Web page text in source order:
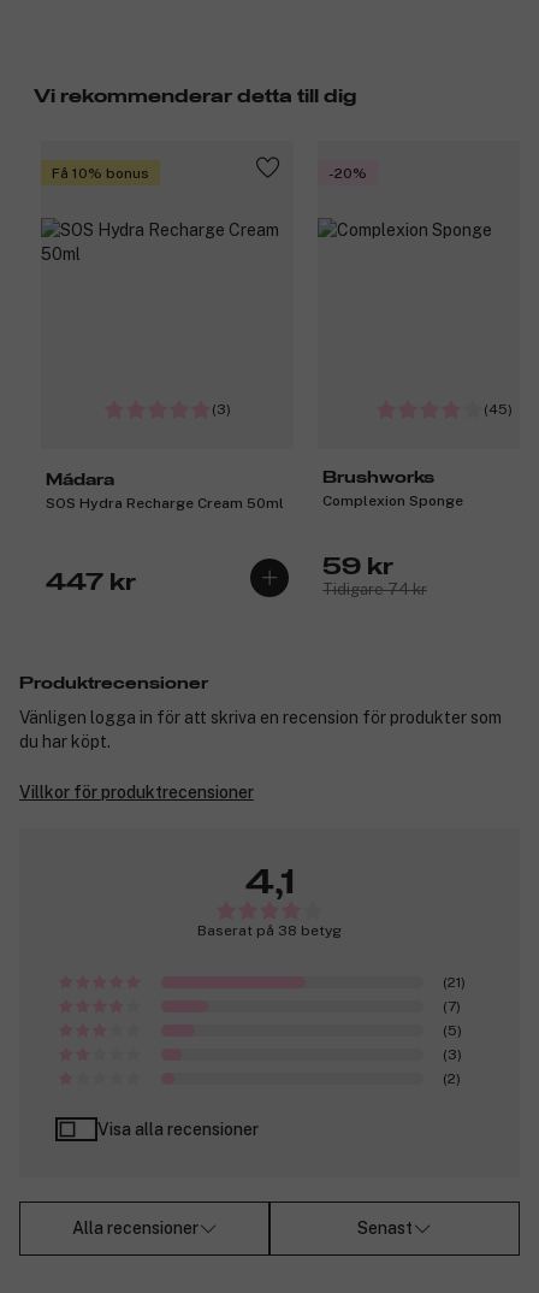
Vi rekommenderar detta till dig
Få 10% bonus
(3)
Mádara
SOS Hydra Recharge Cream 50ml
447 kr
-20%
(45)
Brushworks
Complexion Sponge
59 kr
Tidigare 74 kr
Produktrecensioner
Vänligen logga in för att skriva en recension för produkter som
du har köpt.
Villkor för produktrecensioner
4,1
Baserat på 38 betyg
(21)
(7)
(5)
(3)
(2)
Visa alla recensioner
Alla recensioner Senast